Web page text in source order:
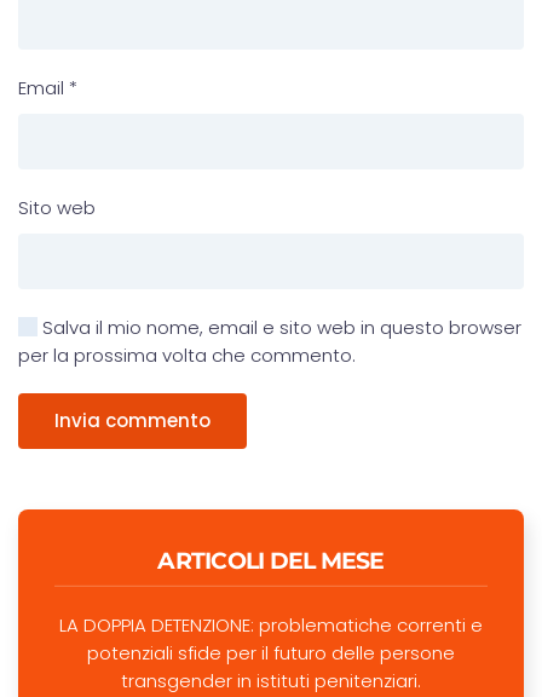
Email *
Sito web
Salva il mio nome, email e sito web in questo browser
per la prossima volta che commento.
Invia commento
ARTICOLI DEL MESE
LA DOPPIA DETENZIONE: problematiche correnti e
potenziali sfide per il futuro delle persone
transgender in istituti penitenziari.